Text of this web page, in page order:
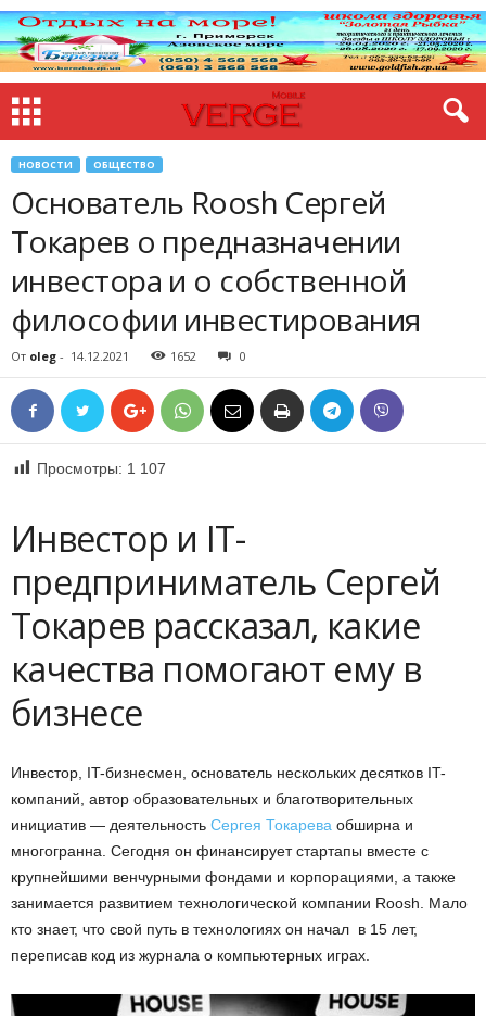
НОВОСТИ ОБЩЕСТВО
Основатель Roosh Сергей
Токарев о предназначении
инвестора и о собственной
философии инвестирования
От oleg - 14.12.2021 1652 0
Просмотры: 1 107
Инвестор и IT-
предприниматель Сергей
Токарев рассказал, какие
качества помогают ему в
бизнесе
Инвестор, IT-бизнесмен, основатель нескольких десятков IT-
компаний, автор образовательных и благотворительных
инициатив — деятельность Сергея Токарева обширна и
многогранна. Сегодня он финансирует стартапы вместе с
крупнейшими венчурными фондами и корпорациями, а также
занимается развитием технологической компании Roosh. Мало
кто знает, что свой путь в технологиях он начал в 15 лет,
переписав код из журнала о компьютерных играх.